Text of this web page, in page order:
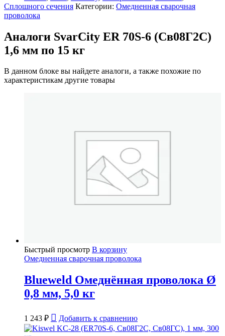
Сплошного сечения Категории: Омедненная сварочная
проволока
Аналоги SvarCity ER 70S-6 (Св08Г2С)
1,6 мм по 15 кг
В данном блоке вы найдете аналоги, а также похожие по
характеристикам другие товары
Быстрый просмотр В корзину
Омедненная сварочная проволока
Blueweld Омеднённая проволока Ø
0,8 мм, 5,0 кг
1 243 ₽ Добавить к сравнению